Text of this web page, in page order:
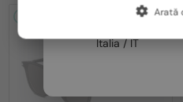
Franța / FR
Italia / IT
Arată